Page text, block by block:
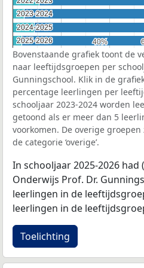
40%
40%
2023-2024
2023-2024
2024-2025
2024-2025
2025-2026
2025-2026
Bovenstaande grafiek toont de
naar leeftijdsgroepen per
Gunningschool. Klik in de
percentage leerlingen per
schooljaar 2023-2024 worden
getoond als er meer dan 5
voorkomen. De overige
de categorie ‘overige’.
In schooljaar 2025-2026 had
Onderwijs Prof. Dr.
leerlingen in de
leerlingen in de
Toelichting